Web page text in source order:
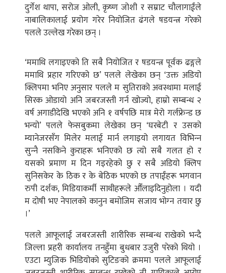
दुर्गेश थापा, सरोज ओली, कृष्‍ण जोशी र सम्राट चौलागाईंले
नाबालिकालाई प्रयोग गरेर नियोजित ढंगले षडयन्त्र गरेको
पलले उल्लेख गरेका छन् ।
‘ममाथि लगाइएको ति सबै नियोजित र षडयन्त्र पूर्वक ढङ्गले
ममाथि प्रहार गरिएको छ’ पलले लेखेका छन् ‘उक्त अडियो
क्लिपमा भनिए अनुसार पलले म सुतिराको अवस्थामा मलाई
सिरक ओडायो अनि जबरजस्ती गर्न खोज्यो, हाम्रो सम्बन्ध २
वर्ष अगाडीदेखि भएको अनि १ वर्षपछि मात्र मेरो गर्लफ्रेन्ड छ
भन्यो’ पलले फेसबुकमा लेखेका छन् ‘घरबेटी र उसको
म्यानेजरसँग मिलेर मलाई मार्न लगाइयो लगायत विभिन्‍न
सुन्‍नै नसकिने कुराहरू भनिएको छ त्यो सबै गलत हो र
यसको प्रमाण म दिन गइरहेको छु र सबै अडियो क्लिप
सुनिसकेर के ठिक र के बेठिक भएको छ तपाईंहरू भगवान
रुपी दर्शक, मिडियाकर्मी साथीहरूले औँलाइदिनुहोला । यदी
म दोषी भए नेपालको कानुन बमोजिम सजाय भोग्‍न तयार छु
।’
पलले आफूलाई जबरजस्ती शारीरिक सम्बन्ध राखेको भन्दै
जिल्ला प्रहरी कार्यालय तनहुँमा बुधबार उजुरी परेको थियो ।
एउटा म्युजिक भिडियोको सुटिङको क्रममा पलले आफूलाई